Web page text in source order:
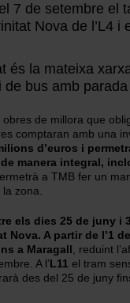
7 de setembre el
Nova de l’L4 i
és la mateixa
de bus amb
de millora que
comptaran amb una
d’euros i
manera integral,
a TMB fer un
zona.
els dies 25 de juny i
Nova. A partir de l’1
a Maragall , reduint
A l’L11 el tram
des del 25 de juny